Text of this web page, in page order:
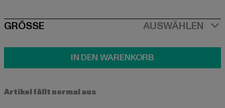
SIZE
GRÖSSE AUSWÄHLEN
IN DEN WARENKORB
Artikel fällt normal aus